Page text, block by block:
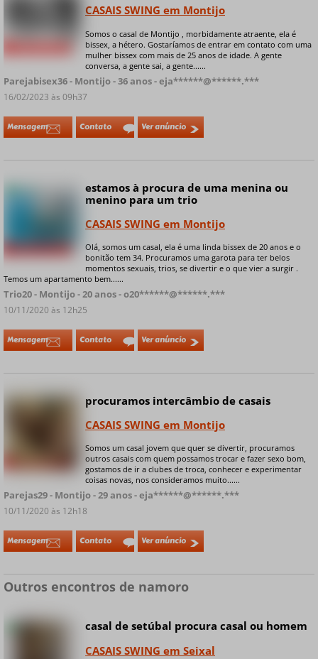
CASAIS SWING em Montijo
Somos o casal de Montijo , morbidamente atraente, ela é
bissex, a hétero. Gostaríamos de entrar em contato com uma
mulher bissex com mais de 25 anos de idade. A gente
conversa, a gente sai, a gente......
Parejabisex36 - Montijo - 36 anos - eja******@******.***
16/02/2023 às 09h37
Mensagem Contato Ver anúncio
Online
+ 9 fotos privadas
estamos à procura de uma menina ou
menino para um trio
CASAIS SWING em Montijo
Olá, somos um casal, ela é uma linda bissex de 20 anos e o
bonitão tem 34. Procuramos uma garota para ter belos
momentos sexuais, trios, se divertir e o que vier a surgir .
Temos um apartamento bem......
Trio20 - Montijo - 20 anos - o20******@******.***
10/11/2020 às 12h25
Mensagem Contato Ver anúncio
+ 9 fotos privadas
procuramos intercâmbio de casais
CASAIS SWING em Montijo
Somos um casal jovem que quer se divertir, procuramos
outros casais com quem possamos trocar e fazer sexo bom,
gostamos de ir a clubes de troca, conhecer e experimentar
coisas novas, nos consideramos muito......
Parejas29 - Montijo - 29 anos - eja******@******.***
10/11/2020 às 12h18
Mensagem Contato Ver anúncio
Outros encontros de namoro
Online
casal de setúbal procura casal ou homem
CASAIS SWING em Seixal